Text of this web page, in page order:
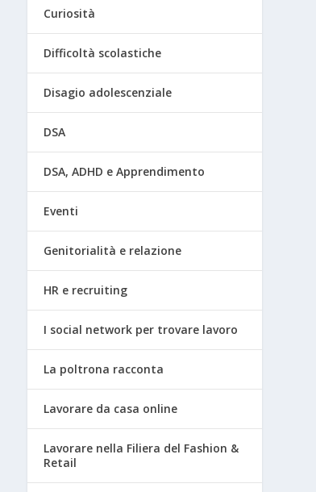
Curiosità
Difficoltà scolastiche
Disagio adolescenziale
DSA
DSA, ADHD e Apprendimento
Eventi
Genitorialità e relazione
HR e recruiting
I social network per trovare lavoro
La poltrona racconta
Lavorare da casa online
Lavorare nella Filiera del Fashion &
Retail